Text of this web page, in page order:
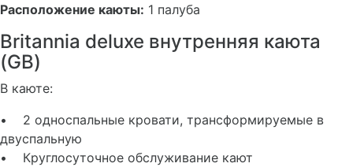
Расположение каюты: 1 палуба
Britannia deluxe внутренняя каюта
(GB)
В каюте:
• 2 односпальные кровати, трансформируемые в
двуспальную
• Круглосуточное обслуживание кают